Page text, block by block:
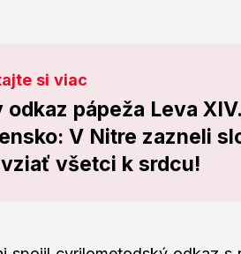
si viac
odkaz pápeža Leva
V Nitre zazneli
všetci k srdcu!